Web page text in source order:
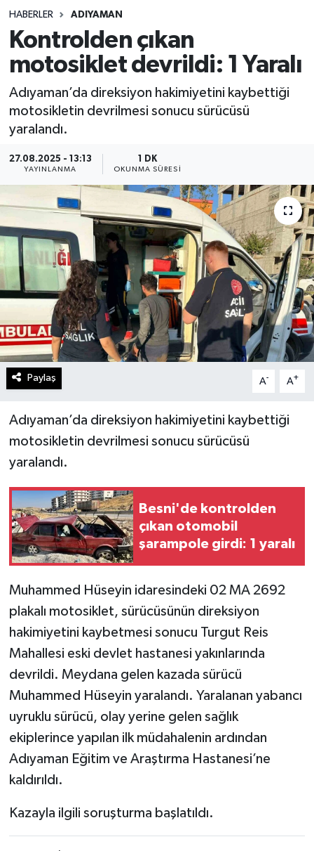
HABERLER ADIYAMAN
Kontrolden çıkan
motosiklet devrildi: 1 Yaralı
Adıyaman’da direksiyon hakimiyetini kaybettiği
motosikletin devrilmesi sonucu sürücüsü
yaralandı.
27.08.2025 - 13:13
YAYINLANMA
1 DK
OKUNMA SÜRESI
Paylaş A- A+
Adıyaman’da direksiyon hakimiyetini kaybettiği
motosikletin devrilmesi sonucu sürücüsü
yaralandı.
Besni'de kontrolden
çıkan otomobil
şarampole girdi: 1 yaralı
Muhammed Hüseyin idaresindeki 02 MA 2692
plakalı motosiklet, sürücüsünün direksiyon
hakimiyetini kaybetmesi sonucu Turgut Reis
Mahallesi eski devlet hastanesi yakınlarında
devrildi. Meydana gelen kazada sürücü
Muhammed Hüseyin yaralandı. Yaralanan yabancı
uyruklu sürücü, olay yerine gelen sağlık
ekiplerince yapılan ilk müdahalenin ardından
Adıyaman Eğitim ve Araştırma Hastanesi’ne
kaldırıldı.
Kazayla ilgili soruşturma başlatıldı.
Spor
Teknoloji
Yaşam